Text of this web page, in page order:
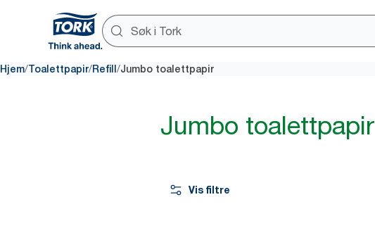
Hjem/Toalettpapir/Refill /Jumbo toalettpapir
Jumbo toalettpapir
Vis filtre